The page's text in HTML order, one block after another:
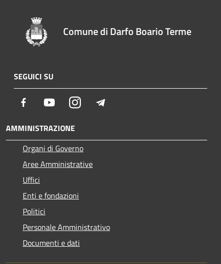
Comune di Darfo Boario Terme
SEGUICI SU
Facebook YoutubeInstagram
AMMINISTRAZIONE
Organi di Governo
Aree Amministrative
Uffici
Enti e fondazioni
Politici
Personale Amministrativo
Documenti e dati